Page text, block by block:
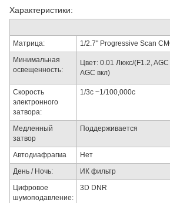
Характеристики:
Матрица:
1/2.7" Progressive Scan
Минимальная
освещенность:
Цвет: 0.01 Люкс/(F1.2,
AGC вкл)
Скорость
электронного
затвора:
1/3с ~1/100,000с
Медленный
затвор
Поддерживается
Автодиафрагма
Нет
День / Ночь:
ИК фильтр
Цифровое
шумоподавление:
3D DNR